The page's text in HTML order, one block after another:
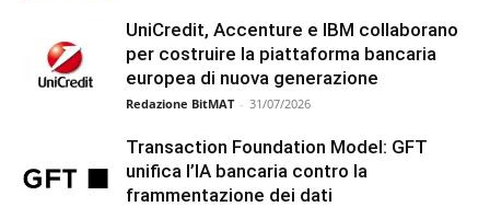
UniCredit, Accenture e IBM collaborano
per costruire la piattaforma bancaria
europea di nuova generazione
Redazione BitMAT - 31/07/2026
Transaction Foundation Model: GFT
unifica l’IA bancaria contro la
frammentazione dei dati